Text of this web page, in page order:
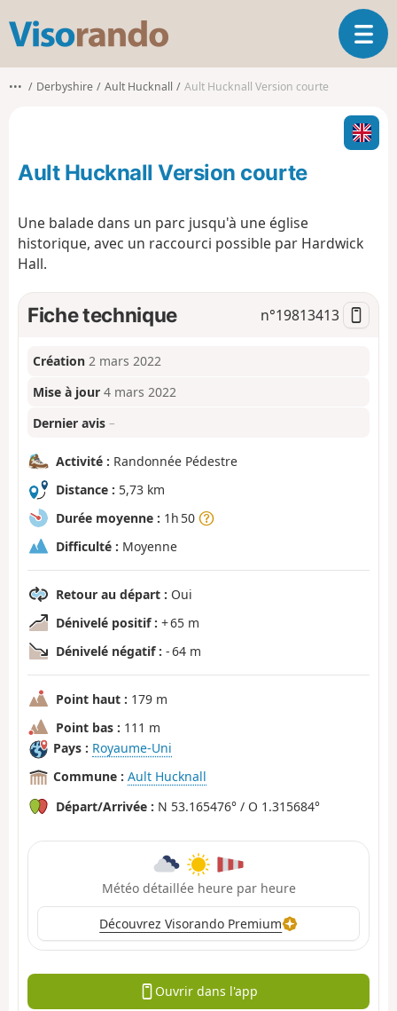
s
o
o
O
u
i
r
l
i
t
••• Derbyshire Ault Hucknall Ault Hucknall Version courte
Ault Hucknall Version courte
Une balade dans un parc jusqu'à une église
historique, avec un raccourci possible par Hardwick
Hall.
Fiche technique n°19813413
Création 2 mars 2022
Mise à jour 4 mars 2022
Dernier avis –
Activité : Randonnée Pédestre
Distance : 5,73 km
Durée moyenne : 1h 50
Difficulté : Moyenne
Retour au départ : Oui
Dénivelé positif : + 65 m
Dénivelé négatif : - 64 m
Point haut : 179 m
Point bas : 111 m
Pays : Royaume-Uni
Commune : Ault Hucknall
Départ/Arrivée : N 53.165476° / O 1.315684°
Météo détaillée heure par heure
Découvrez Visorando Premium
Ouvrir dans l'app